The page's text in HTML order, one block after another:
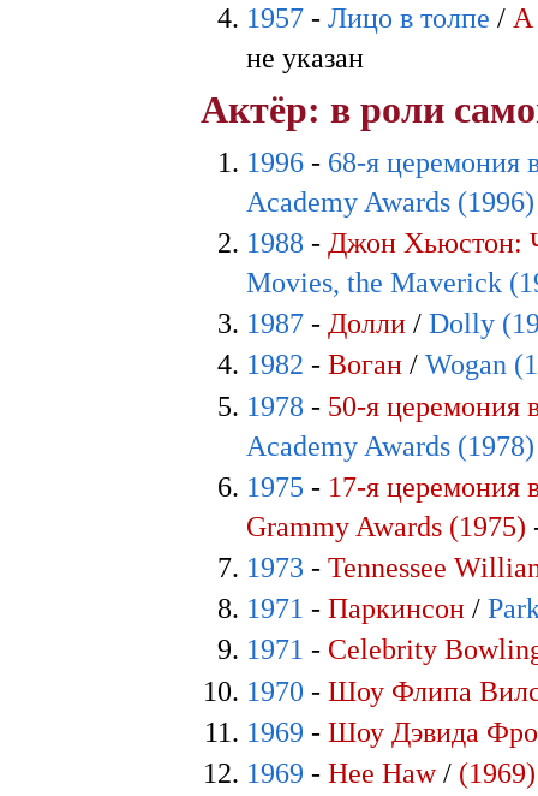
1957 -Лицо в толпе /
не указан
Актёр: в роли
1996 - 68-я церемония
Academy Awards (1996)
1988 - Джон Хьюстон:
Movies, the Maverick
1987 - Долли /Dolly
1982 -Воган /Wogan
1978 - 50-я церемония
Academy Awards (1978)
1975 - 17-я церемония
Grammy Awards (1975)
1973 -Tennessee
1971 -Паркинсон /
1971 - Celebrity
1970 -Шоу Флипа
1969 -Шоу Дэвида
1969 -Hee Haw/ (1969)